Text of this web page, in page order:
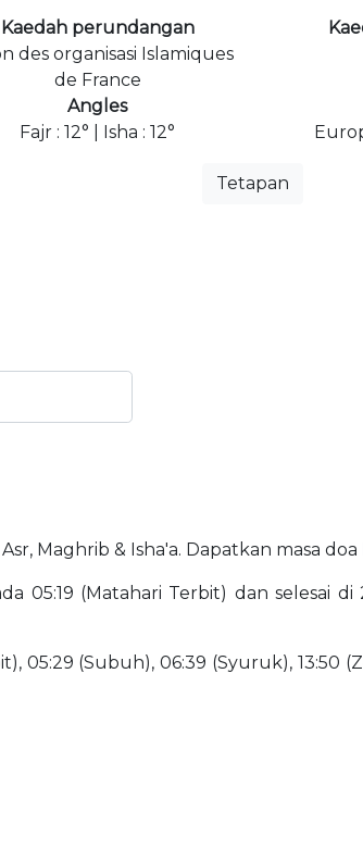
Kaedah perundangan
des organisasi Islamiques
de France
Angles
Fajr : 12° | Isha : 12°
Tetapan
Maghrib & Isha'a. Dapatkan masa
(Matahari Terbit) dan selesai di
05:29 (Subuh), 06:39 (Syuruk), 13:50